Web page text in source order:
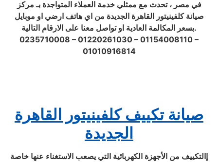
في مصر ، تحدث مع ممثلي خدمة العملاء المتواجدة بـ مركز
صيانة كلفينيتور القاهرة الجديدة من اي هاتف ارضي او موبايل
بسعر المكالمة العادية او تواصل معنا على الارقام التالية.
0235710008 – 01220261030 – 01154008110 –
01010916814
صيانة تكييف كلفينيتور القاهرة
الجديدة
إالتكييف من الأجهزة الكهربائية التي يصعب الاستغناء عنها خاصة